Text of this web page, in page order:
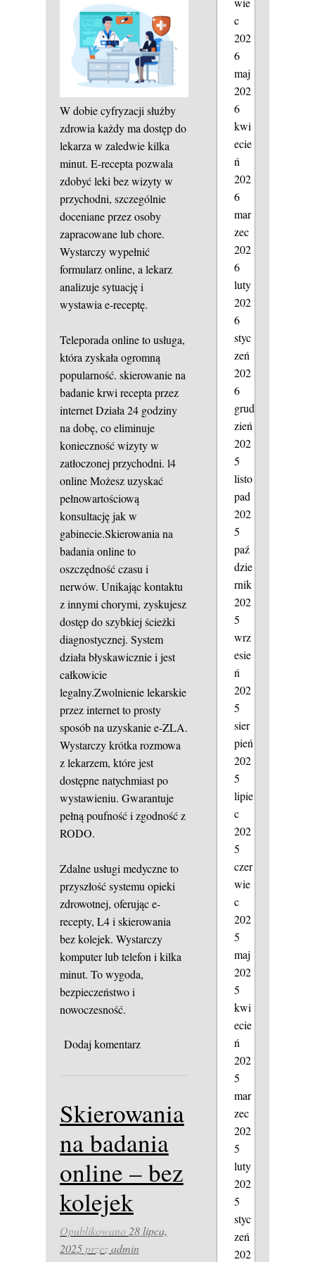
W dobie cyfryzacji służby
zdrowia każdy ma dostęp do
lekarza w zaledwie kilka
minut. E-recepta pozwala
zdobyć leki bez wizyty w
przychodni, szczególnie
doceniane przez osoby
zapracowane lub chore.
Wystarczy wypełnić
formularz online, a lekarz
analizuje sytuację i
wystawia e-receptę.
Teleporada online to usługa,
która zyskała ogromną
popularność. skierowanie na
badanie krwi recepta przez
internetDziała 24 godziny
na dobę, co eliminuje
konieczność wizyty w
zatłoczonej przychodni. l4
onlineMożesz uzyskać
pełnowartościową
konsultację jak w
gabinecie.Skierowania na
badania online to
oszczędność czasu i
nerwów. Unikając kontaktu
z innymi chorymi, zyskujesz
dostęp do szybkiej ścieżki
diagnostycznej. System
działa błyskawicznie i jest
całkowicie
legalny.Zwolnienie lekarskie
przez internet to prosty
sposób na uzyskanie e-ZLA.
Wystarczy krótka rozmowa
z lekarzem, które jest
dostępne natychmiast po
wystawieniu. Gwarantuje
pełną poufność i zgodność z
RODO.
Zdalne usługi medyczne to
przyszłość systemu opieki
zdrowotnej, oferując e-
recepty, L4 i skierowania
bez kolejek. Wystarczy
komputer lub telefon i kilka
minut. To wygoda,
bezpieczeństwo i
nowoczesność.
Dodaj komentarz
Skierowania
na badania
online – bez
kolejek
Opublikowano 28 lipca,
2025przezadmin
c
202
6
maj
202
6
kwi
ecie
ń
202
6
mar
zec
202
6
luty
202
6
styc
zeń
202
6
grud
zień
202
5
listo
pad
202
5
paź
dzie
rnik
202
5
wrz
esie
ń
202
5
sier
pień
202
5
lipie
c
202
5
czer
wie
c
202
5
maj
202
5
kwi
ecie
ń
202
5
mar
zec
202
5
luty
202
5
styc
zeń
202